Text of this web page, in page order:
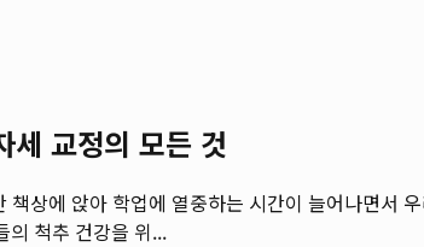
세 교정의 모든 것
상에 앉아 학업에 열중하는 시간이 늘어나면서
의 척추 건강을 위...